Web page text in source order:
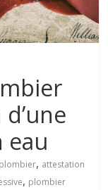
eau
, attestation
, plombier